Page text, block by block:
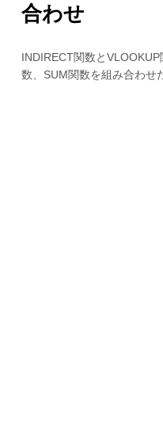
合わせ
INDIRECT関数と
数、SUM関数を組み合わせ